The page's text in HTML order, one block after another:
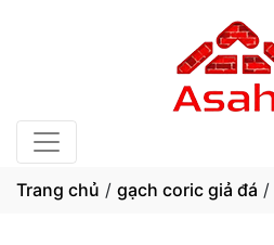
Trang chủ / gạch coric giả đá /